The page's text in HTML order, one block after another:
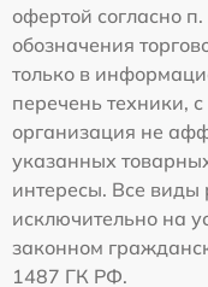
офертой согласно
обозначения
только в
перечень техники,
организация не
указанных
интересы. Все виды
исключительно на
законном
1487 ГК РФ.